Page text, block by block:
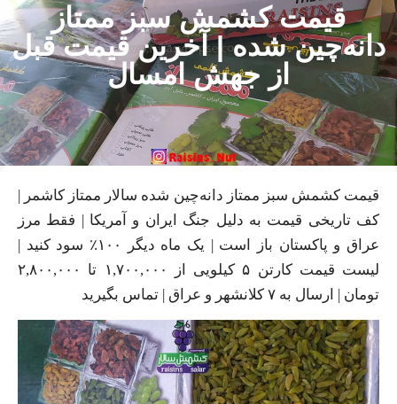
قیمت کشمش سبز ممتاز
شده | آخرین قیمت قبل
از جهش امسال
قیمت کشمش سبز ممتاز دانه‌چین شده سالار ممتاز کاشمر |
کف تاریخی قیمت به دلیل جنگ ایران و آمریکا | فقط مرز
عراق و پاکستان باز است | یک ماه دیگر ۱۰۰٪ سود کنید |
لیست قیمت کارتن ۵ کیلویی از ۱,۷۰۰,۰۰۰ تا ۲,۸۰۰,۰۰۰
تومان | ارسال به ۷ کلانشهر و عراق | تماس بگیرید